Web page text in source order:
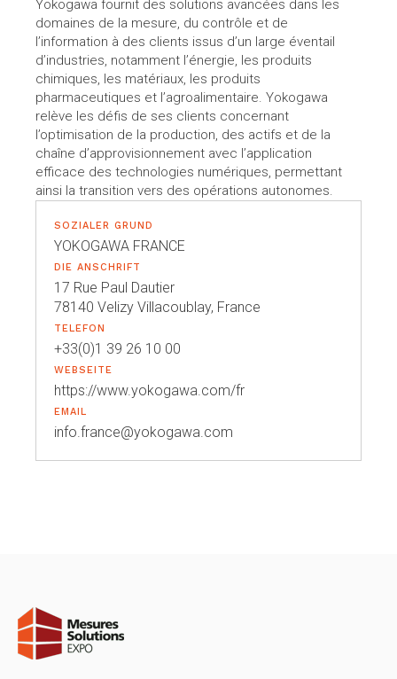
Yokogawa fournit des solutions avancées dans les
domaines de la mesure, du contrôle et de
l’information à des clients issus d’un large éventail
d’industries, notamment l’énergie, les produits
chimiques, les matériaux, les produits
pharmaceutiques et l’agroalimentaire. Yokogawa
relève les défis de ses clients concernant
l’optimisation de la production, des actifs et de la
chaîne d’approvisionnement avec l’application
efficace des technologies numériques, permettant
ainsi la transition vers des opérations autonomes.
SOZIALER GRUND
YOKOGAWA FRANCE
DIE ANSCHRIFT
17 Rue Paul Dautier
78140 Velizy Villacoublay, France
TELEFON
+33(0)1 39 26 10 00
WEBSEITE
https://www.yokogawa.com/fr
EMAIL
info.france@yokogawa.com